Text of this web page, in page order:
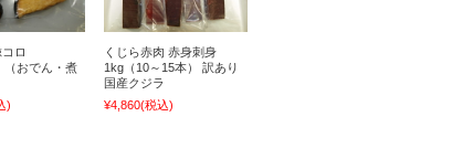
ロ
（おでん・煮
)
くじら赤肉 赤身刺身
1kg（10～15本） 訳あり
国産クジラ
¥4,860(税込)